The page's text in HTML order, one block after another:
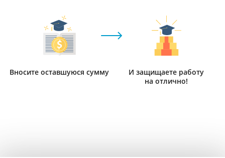
Вносите оставшуюся сумму
И защищаете работу
на отлично!